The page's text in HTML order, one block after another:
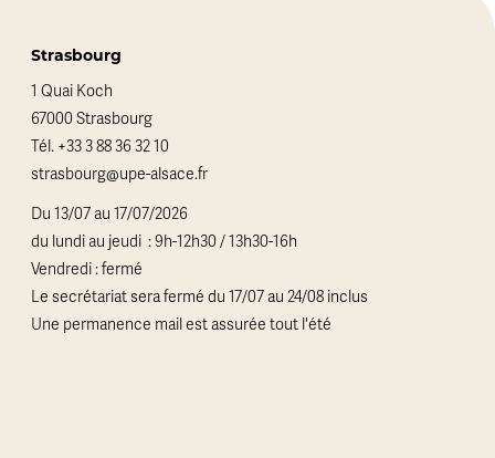
Strasbourg
1 Quai Koch
67000 Strasbourg
Tél. +33 3 88 36 32 10
strasbourg@upe-alsace.fr
Du 13/07 au 17/07/2026
du lundi au jeudi : 9h-12h30 / 13h30-16h
Vendredi : fermé
Le secrétariat sera fermé du 17/07 au 24/08 inclus
Une permanence mail est assurée tout l'été